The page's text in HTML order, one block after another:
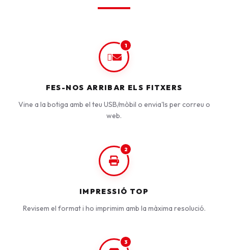
1
FES-NOS ARRIBAR ELS FITXERS
Vine a la botiga amb el teu USB/mòbil o envia'ls per correu o
web.
2
IMPRESSIÓ TOP
Revisem el format i ho imprimim amb la màxima resolució.
3